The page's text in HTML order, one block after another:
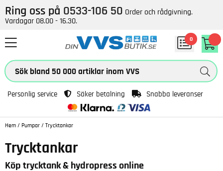
Ring oss på 0533-106 50 Order och rådgivning.
Vardagar 08.00 - 16.30.
0
Personlig service Säker betalning Snabba leveranser
Hem / Pumpar / Trycktankar
Trycktankar
Köp trycktank & hydropress online